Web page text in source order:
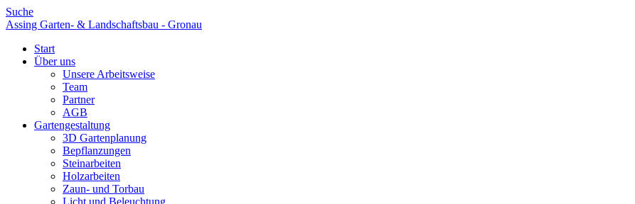
Suche
Assing Garten- & Landschaftsbau - Gronau
Start
Über uns
Unsere Arbeitsweise
Team
Partner
AGB
Gartengestaltung
3D Gartenplanung
Bepflanzungen
Steinarbeiten
Holzarbeiten
Zaun- und Torbau
Licht und Beleuchtung